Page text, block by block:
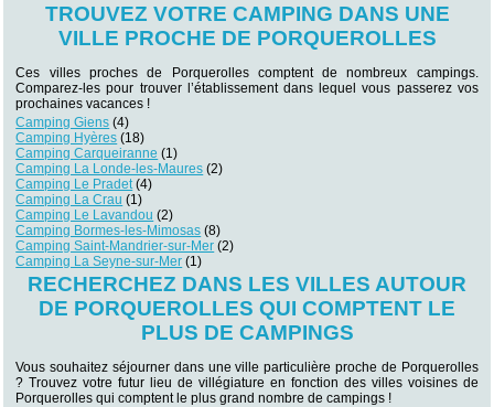
TROUVEZ VOTRE CAMPING DANS UNE
VILLE PROCHE DE PORQUEROLLES
Ces villes proches de Porquerolles comptent de nombreux campings.
Comparez-les pour trouver l’établissement dans lequel vous passerez vos
prochaines vacances !
Camping Giens (4)
Camping Hyères (18)
Camping Carqueiranne (1)
Camping La Londe-les-Maures (2)
Camping Le Pradet(4)
Camping La Crau (1)
Camping Le Lavandou (2)
Camping Bormes-les-Mimosas (8)
Camping Saint-Mandrier-sur-Mer (2)
Camping La Seyne-sur-Mer (1)
RECHERCHEZ DANS LES VILLES AUTOUR
DE PORQUEROLLES QUI COMPTENT LE
PLUS DE CAMPINGS
Vous souhaitez séjourner dans une ville particulière proche de Porquerolles
? Trouvez votre futur lieu de villégiature en fonction des villes voisines de
Porquerolles qui comptent le plus grand nombre de campings !